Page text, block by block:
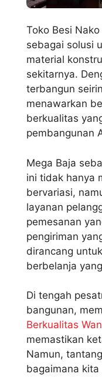
Toko Besi
sebagai solusi
material
sekitarnya.
terbangun
menawarkan
berkualitas
pembangunan
Mega Baja
ini tidak hanya
bervariasi,
layanan
pemesanan
pengiriman
dirancang
berbelanja
Di tengah
bangunan,
Berkualitas
memastikan
Namun,
bagaimana